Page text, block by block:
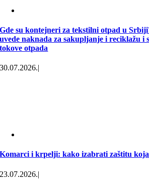
Gde su kontejneri za tekstilni otpad u
uvede naknada za sakupljanje i reciklažu i
tokove otpada
30.07.2026.|
Komarci i krpelji: kako izabrati zaštitu koja
23.07.2026.|